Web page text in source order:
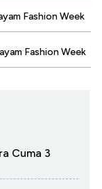
Fashion Week
Fashion Week
Cuma 3